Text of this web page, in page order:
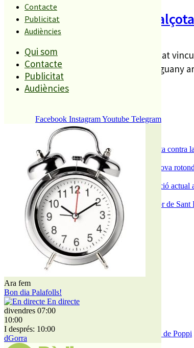
Contacte
Publicitat
Audiències
Qui som
Contacte
Publicitat
Audiències
Facebook InstagramYoutube Telegram
Ara fem
Bon dia Palafolls!
En directe
divendres 07:00
10:00
I després: 10:00
dGorra
ERC organitza una nova
L’Associació La Roda de Palafolls, entitat
la seva Calçotada republicana, que enguany
ESPORTS CAP DE SETMANA
Els veïns de Palafolls refermen la seva lluita contra
S’aprova definitivament el projecte de la nova
4
La Nau d’Entitats mantindrà la seva ubicació
5
Malgrat de Mar enceta demà la Festa Major de
El més llegit
ESPORTS CAP DE SETMANA
2
Enxampat l’autor de les pintades a la plaça de Poppi
3